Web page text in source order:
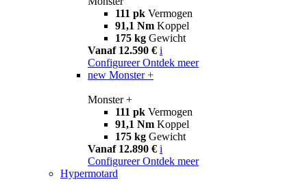
111 pk Vermogen
91,1 Nm Koppel
175 kg Gewicht
Vanaf 12.590 € i
Configureer Ontdek meer
new Monster +
Monster +
111 pk Vermogen
91,1 Nm Koppel
175 kg Gewicht
Vanaf 12.890 € i
Configureer Ontdek meer
Hypermotard